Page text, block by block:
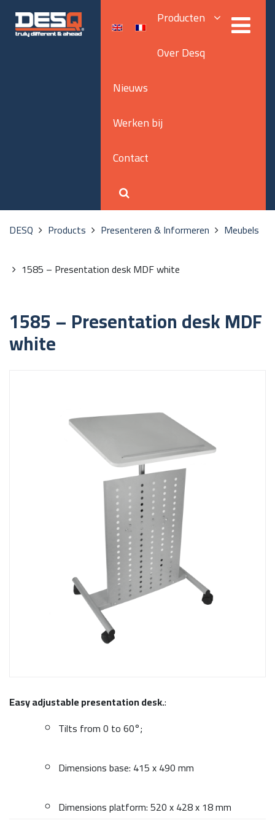
Producten
Over Desq
Nieuws
Werken bij
Contact
DESQ Products Presenteren & Informeren Meubels
1585 – Presentation desk MDF white
1585 – Presentation desk MDF
white
Easy adjustable presentation desk.:
Tilts from 0 to 60°;
Dimensions base: 415 x 490 mm
Dimensions platform: 520 x 428 x 18 mm